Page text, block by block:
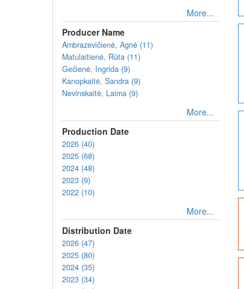
More...
Producer Name
Ambrazevičienė, Agnė (11)
Matulaitienė, Rūta (11)
Gečienė, Ingrida (9)
Kanopkaitė, Sandra (9)
Nevinskaitė, Laima (9)
More...
Production Date
2026 (40)
2025 (68)
2024 (48)
2023 (9)
2022 (10)
More...
Distribution Date
2026 (47)
2025 (80)
2024 (35)
2023 (34)